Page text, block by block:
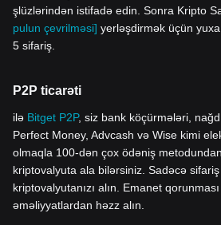
şlüzlərindən istifadə edin. Sonra Kripto
pulun çevrilməsi] yerləşdirmək üçün
5 sifariş.
P2P ticarəti
ilə Bitget P2P, siz bank köçürmələri,
Perfect Money, Advcash və Wise kimi
olmaqla 100-dən çox ödəniş
kriptovalyuta ala bilərsiniz. Sadəcə
kriptovalyutanızı alın. Emanet
əməliyyatlardan həzz alın.